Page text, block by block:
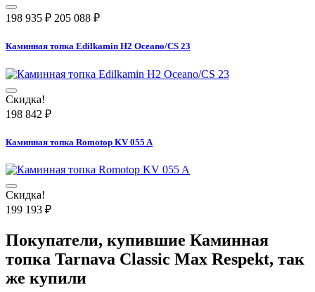
198 935 ₽ 205 088 ₽
Каминная топка Edilkamin H2 Oceano/CS 23
Скидка!
198 842 ₽
Каминная топка Romotop KV 055 A
Скидка!
199 193 ₽
Покупатели, купившие Каминная
топка Tarnava Classic Max Respekt, так
же купили